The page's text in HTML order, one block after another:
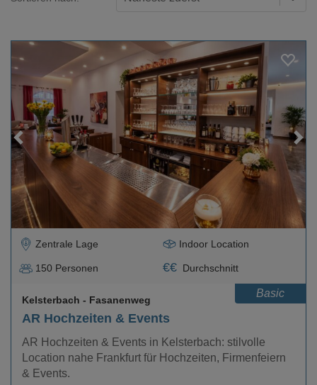
Loading...
Zentrale Lage Indoor Location
150 Personen €€ Durchschnitt
Basic
AR Hochzeiten & Events
Kelsterbach - Fasanenweg
AR Hochzeiten & Events in Kelsterbach: stilvolle
Location nahe Frankfurt für Hochzeiten, Firmenfeiern
& Events.